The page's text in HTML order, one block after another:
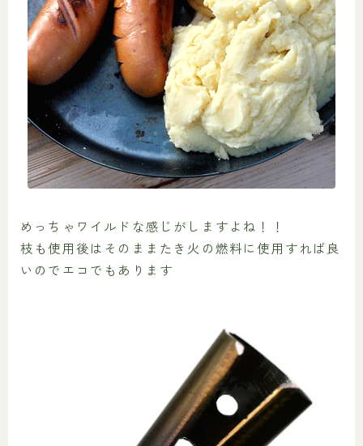
めっちゃワイルドな感じがしますよね！！
枝も使用後はそのままたき火の燃料に使用すれば良
いのでエコでもあります